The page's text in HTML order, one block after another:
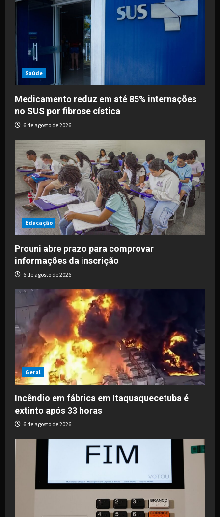
Saúde
Medicamento reduz em até 85% internações
no SUS por fibrose cística
6 de agosto de 2026
Educação
Prouni abre prazo para comprovar
informações da inscrição
6 de agosto de 2026
Geral
Incêndio em fábrica em Itaquaquecetuba é
extinto após 33 horas
6 de agosto de 2026